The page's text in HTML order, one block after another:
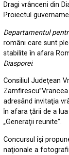
Dragi vrânceni din
Proiectul
Departamentul
români care sunt
stabilite în afara
Diasporei.
Consiliul Judeţean
adresând invitaţia
în afara ţării de a
„Generaţii reunite”.
Concursul îşi
naţionale a